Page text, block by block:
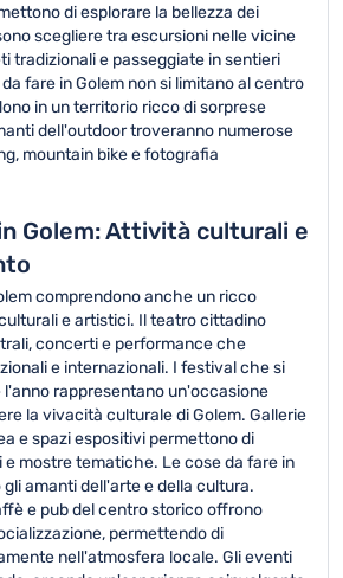
di esplorare la bellezza dei
scegliere tra escursioni nelle vicine
tradizionali e passeggiate in sentieri
fare in Golem non si limitano al centro
in un territorio ricco di sorprese
dell'outdoor troveranno numerose
mountain bike e fotografia
Golem: Attività culturali e
comprendono anche un ricco
e artistici. Il teatro cittadino
concerti e performance che
e internazionali. I festival che si
rappresentano un'occasione
la vivacità culturale di Golem. Gallerie
e spazi espositivi permettono di
mostre tematiche. Le cose da fare in
amanti dell'arte e della cultura.
e pub del centro storico offrono
permettendo di
nell'atmosfera locale. Gli eventi